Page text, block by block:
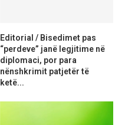
Editorial / Bisedimet pas
“perdeve” janë legjitime në
diplomaci, por para
nënshkrimit patjetër të
ketë...